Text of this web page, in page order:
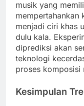
musik yang
mempertahankan
menjadi ciri khas
dulu kala.
diprediksi akan
teknologi
proses komposisi
Kesimpulan